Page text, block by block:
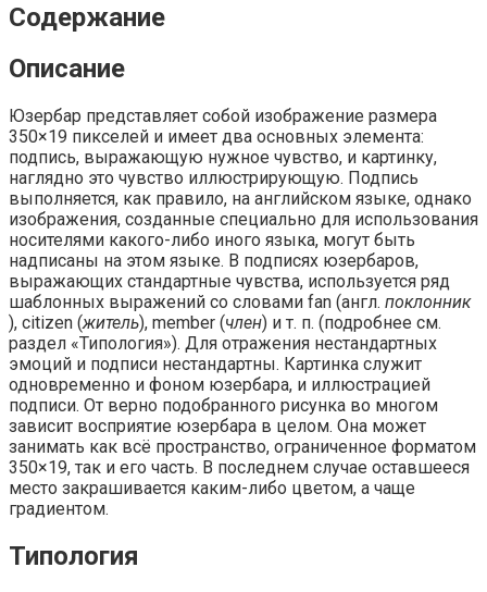
Содержание
Описание
Юзербар представляет собой изображение размера
350×19 пикселей и имеет два основных элемента:
подпись, выражающую нужное чувство, и картинку,
наглядно это чувство иллюстрирующую. Подпись
выполняется, как правило, на английском языке, однако
изображения, созданные специально для использования
носителями какого-либо иного языка, могут быть
надписаны на этом языке. В подписях юзербаров,
выражающих стандартные чувства, используется ряд
шаблонных выражений со словами fan (англ. поклонник
), citizen (житель), member (член) и т. п. (подробнее см.
раздел «Типология»). Для отражения нестандартных
эмоций и подписи нестандартны. Картинка служит
одновременно и фоном юзербара, и иллюстрацией
подписи. От верно подобранного рисунка во многом
зависит восприятие юзербара в целом. Она может
занимать как всё пространство, ограниченное форматом
350×19, так и его часть. В последнем случае оставшееся
место закрашивается каким-либо цветом, а чаще
градиентом.
Типология